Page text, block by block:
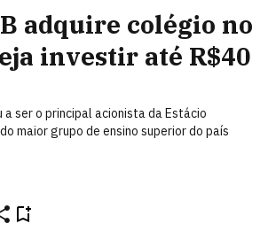
adquire colégio no
investir até R$40
a ser o principal acionista da Estácio
maior grupo de ensino superior do país